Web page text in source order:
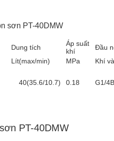
sơn PT-40DMW
Dung tích
Áp suất
khí
Đầu
Lít(max/min)
MPa Khí
40(35.6/10.7) 0.18 G1/
PT-40DMW